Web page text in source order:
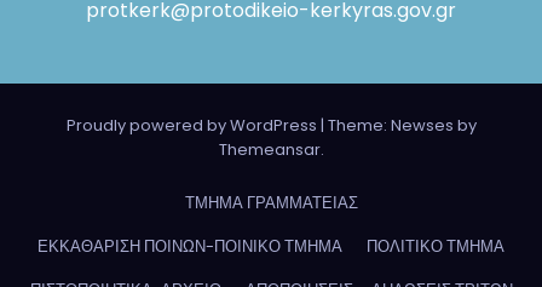
protkerk@protodikeio-kerkyras.gov.gr
Proudly powered by WordPress | Theme: Newses by
Themeansar.
ΤΜΗΜΑ ΓΡΑΜΜΑΤΕΙΑΣ
ΕΚΚΑΘΑΡΙΣΗ ΠΟΙΝΩΝ-ΠΟΙΝΙΚΟ ΤΜΗΜΑ
ΠΟΛΙΤΙΚΟ ΤΜΗΜΑ